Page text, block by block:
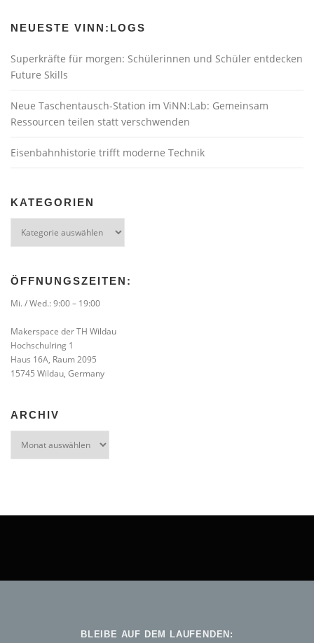
NEUESTE VINN:LOGS
Superkräfte für morgen: Schülerinnen und Schüler entdecken
Future Skills
Neue Taschentausch-Station im ViNN:Lab: Gemeinsam
Ressourcen teilen statt verschwenden
Eisenbahnhistorie trifft moderne Technik
KATEGORIEN
ÖFFNUNGSZEITEN:
Mi. / Wed.: 9:00 – 19:00
Makerspace der TH Wildau
Hochschulring 1
Haus 16A, Raum 2095
15745 Wildau, Germany
ARCHIV
BLEIBE AUF DEM LAUFENDEN: